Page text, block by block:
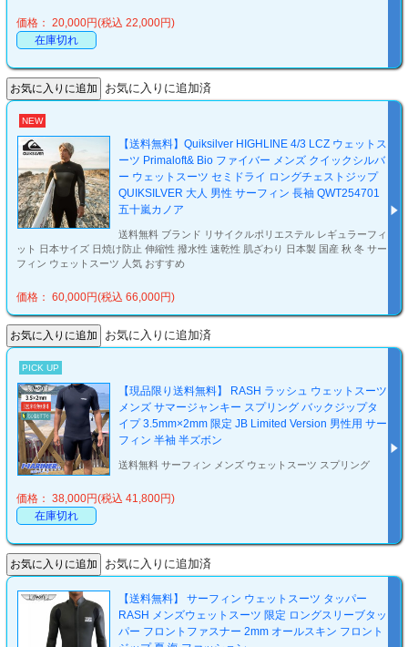
価格： 20,000円(税込 22,000円)
在庫切れ
お気に入りに追加済
NEW
【送料無料】Quiksilver HIGHLINE 4/3 LCZ ウェットス
ーツ Primaloft& Bio ファイバー メンズ クイックシルバ
ー ウェットスーツ セミドライ ロングチェストジップ
QUIKSILVER 大人 男性 サーフィン 長袖 QWT254701
五十嵐カノア
送料無料 ブランド リサイクルポリエステル レギュラーフィ
ット 日本サイズ 日焼け防止 伸縮性 撥水性 速乾性 肌ざわり 日本製 国産 秋 冬 サー
フィン ウェットスーツ 人気 おすすめ
価格： 60,000円(税込 66,000円)
お気に入りに追加済
PICK UP
【現品限り送料無料】 RASH ラッシュ ウェットスーツ
メンズ サマージャンキー スプリング バックジップタ
イプ 3.5mm×2mm 限定 JB Limited Version 男性用 サー
フィン 半袖 半ズボン
送料無料 サーフィン メンズ ウェットスーツ スプリング
価格： 38,000円(税込 41,800円)
在庫切れ
お気に入りに追加済
【送料無料】 サーフィン ウェットスーツ タッパー
RASH メンズウェットスーツ 限定 ロングスリーブタッ
パー フロントファスナー 2mm オールスキン フロント